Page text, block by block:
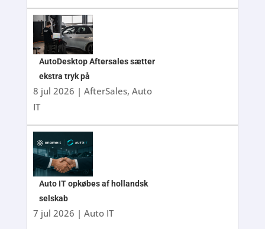
AutoDesktop Aftersales sætter
ekstra tryk på
8 jul 2026 | AfterSales, Auto
IT
Auto IT opkøbes af hollandsk
selskab
7 jul 2026 | Auto IT